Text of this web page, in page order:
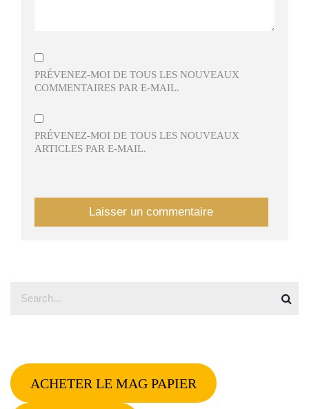
PRÉVENEZ-MOI DE TOUS LES NOUVEAUX
COMMENTAIRES PAR E-MAIL.
PRÉVENEZ-MOI DE TOUS LES NOUVEAUX
ARTICLES PAR E-MAIL.
ACHETER LE MAG PAPIER